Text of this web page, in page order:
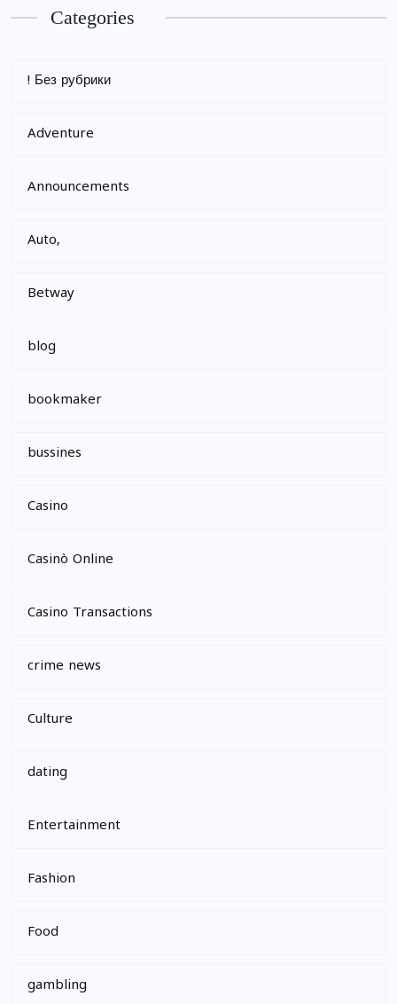
Categories
! Без рубрики
Adventure
Announcements
Auto,
Betway
blog
bookmaker
bussines
Casino
Casinò Online
Casino Transactions
crime news
Culture
dating
Entertainment
Fashion
Food
gambling